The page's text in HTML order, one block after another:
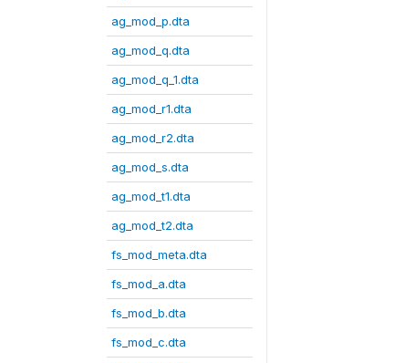
ag_mod_p.dta
ag_mod_q.dta
ag_mod_q_1.dta
ag_mod_r1.dta
ag_mod_r2.dta
ag_mod_s.dta
ag_mod_t1.dta
ag_mod_t2.dta
fs_mod_meta.dta
fs_mod_a.dta
fs_mod_b.dta
fs_mod_c.dta